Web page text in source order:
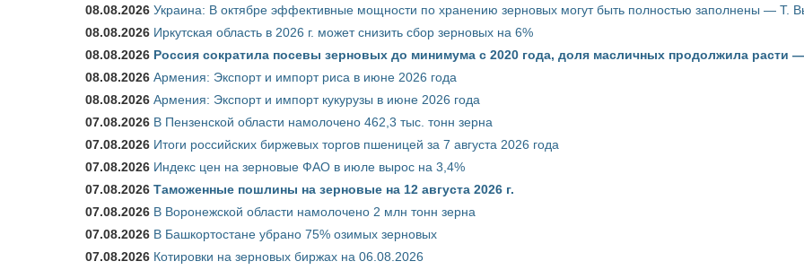
08.08.2026 Украина: В октябре эффективные мощности по хранению зерновых могут быть полностью заполнены — Т.
08.08.2026 Иркутская область в 2026 г. может снизить сбор зерновых на 6%
08.08.2026 Россия сократила посевы зерновых до минимума с 2020 года, доля масличных продолжила расти
08.08.2026 Армения: Экспорт и импорт риса в июне 2026 года
08.08.2026 Армения: Экспорт и импорт кукурузы в июне 2026 года
07.08.2026 В Пензенской области намолочено 462,3 тыс. тонн зерна
07.08.2026 Итоги российских биржевых торгов пшеницей за 7 августа 2026 года
07.08.2026 Индекс цен на зерновые ФАО в июле вырос на 3,4%
07.08.2026 Таможенные пошлины на зерновые на 12 августа 2026 г.
07.08.2026 В Воронежской области намолочено 2 млн тонн зерна
07.08.2026 В Башкортостане убрано 75% озимых зерновых
07.08.2026 Котировки на зерновых биржах на 06.08.2026